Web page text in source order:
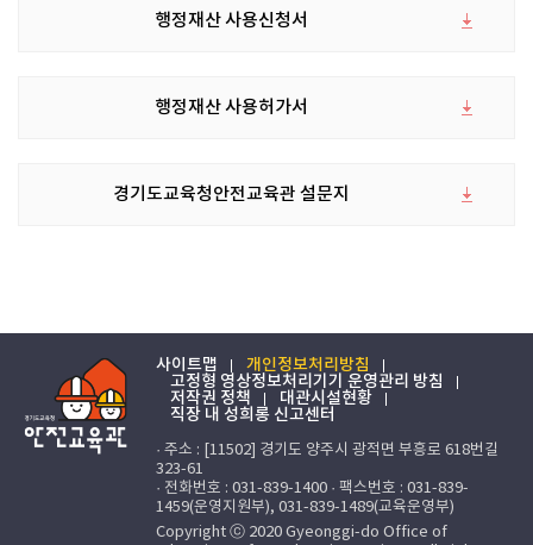
행정재산 사용신청서
행정재산 사용허가서
경기도교육청안전교육관 설문지
사이트맵
개인정보처리방침
고정형 영상정보처리기기 운영관리 방침
저작권 정책
대관시설현황
직장 내 성희롱 신고센터
· 주소 : [11502] 경기도 양주시 광적면 부흥로 618번길
323-61
· 전화번호 : 031-839-1400 · 팩스번호 : 031-839-
1459(운영지원부), 031-839-1489(교육운영부)
Copyright ⓒ 2020 Gyeonggi-do Office of